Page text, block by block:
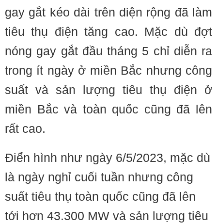
gay gắt kéo dài trên diện rộng đã làm
tiêu thụ điện tăng cao. Mặc dù đợt
nóng gay gắt đầu tháng 5 chỉ diễn ra
trong ít ngày ở miền Bắc nhưng công
suất và sản lượng tiêu thụ điện ở
miền Bắc và toàn quốc cũng đã lên
rất cao.
Điển hình như ngày 6/5/2023, mặc dù
là ngày nghỉ cuối tuần nhưng công
suất tiêu thụ toàn quốc cũng đã lên
tới hơn 43.300 MW và sản lượng tiêu